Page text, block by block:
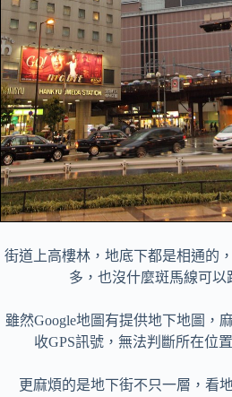
街道上高樓林，地底下都是相通的
多，也沒什麼斑馬線可以
雖然Google地圖有提供地下地圖，
收GPS訊號，無法判斷所在位
更麻煩的是地下街不只一層，看